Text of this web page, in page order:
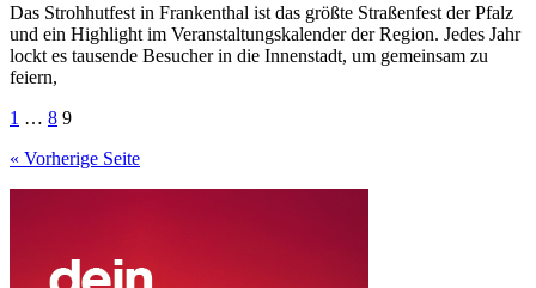
Das Strohhutfest in Frankenthal ist das größte Straßenfest der Pfalz
und ein Highlight im Veranstaltungskalender der Region. Jedes Jahr
lockt es tausende Besucher in die Innenstadt, um gemeinsam zu
feiern,
Seitennummerierung
der
Beiträge
1 … 8 9
« Vorherige Seite